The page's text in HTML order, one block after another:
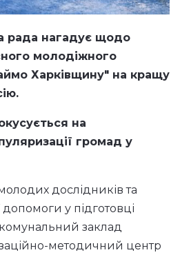
рада нагадує щодо
молодіжного
Харківщину" на кращу
на
громад у
дослідників та
у підготовці
заклад
методичний центр